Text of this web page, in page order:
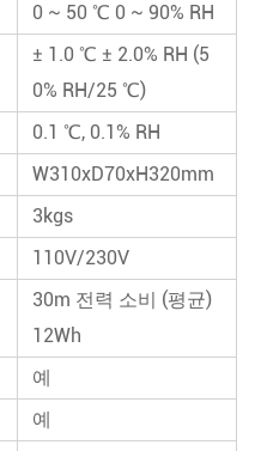
0 ~ 50 ℃ 0 ~ 90% RH
± 1.0 ℃ ± 2.0% RH (5
0% RH/25 ℃)
0.1 ℃, 0.1% RH
W310xD70xH320mm
3kgs
110V/230V
30m 전력 소비 (평균)
12Wh
예
예